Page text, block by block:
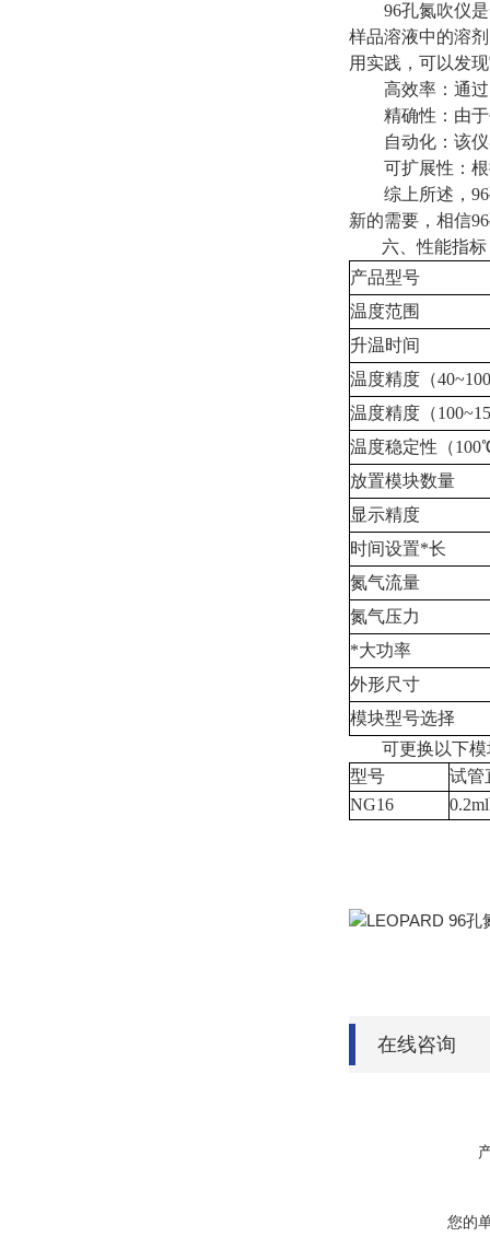
96孔氮吹仪是
样品溶液中的溶
用实践，可以发
高效率：通过
精确性：由于
自动化：该仪器
可扩展性：根据
综上所述，96
新的需要，相信
六、性能指标
产品型号
温度范围
升温时间
温度精度（
温度精度（
温度稳定性（
放置模块数量
显示精度
时间设置*长
氮气流量
氮气压力
*大功率
外形尺寸
模块型号选择
可更换以下
型号
试管
NG16
在线咨询
您的